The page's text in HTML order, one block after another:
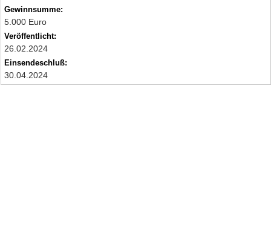
Gewinnsumme:
5.000 Euro
Veröffentlicht:
26.02.2024
Einsendeschluß:
30.04.2024